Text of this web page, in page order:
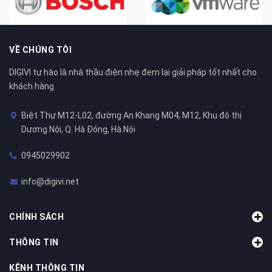
VỀ CHÚNG TÔI
DIGIVI tự hào là nhà thầu điện nhẹ đem lại giải pháp tốt nhất cho
khách hàng
Biệt Thự M12-L02, đường An Khang M04; M12, Khu đô thị
Dương Nội, Q. Hà Đông, Hà Nội
0945029902
info@digivi.net
CHÍNH SÁCH
THÔNG TIN
KÊNH THÔNG TIN